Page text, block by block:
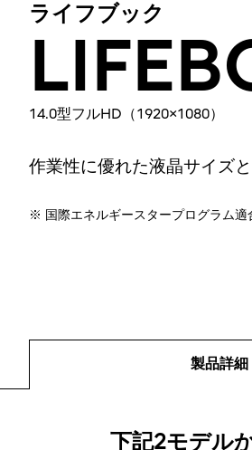
ライフブック
14.0型フルHD（1920×1080）
作業性に優れた液晶サイズ
※ 国際エネルギースタープログラム適
製品詳細
製品詳細下記2モデル